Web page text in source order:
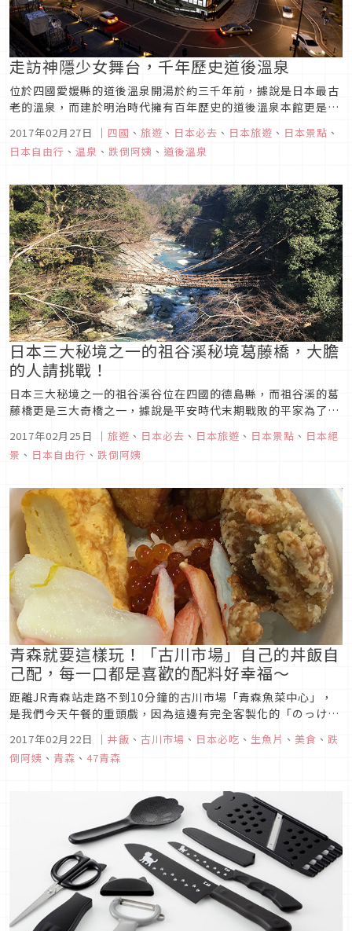
走訪神隱少女舞台，千年歷史道後溫泉
位於四國愛媛縣的道後溫泉開湯於約三千年前，據說是日本最古
老的溫泉，而建於明治時代擁有百年歷史的道後溫泉本館更是道
2017年02月27日 ｜ 四國 、 旅遊 、 日本必去 、 日本旅遊 、 日本景點 、
日本自由行 、 温泉 、 跌倒阿姨 、 道後溫泉
日本三大秘境之一的祖谷溪秘境葛藤橋，大膽
的人請挑戰！
日本三大秘境之一的祖谷溪谷位在四國的德島縣，而祖谷溪的葛
藤橋更是三大奇橋之一，據說是平安時代末期戰敗的平家為了躲
的時候為了渡河需要蓋橋，但因為怕追兵也隨著蓋好的橋過河，
於是選擇了用藤蔓及木枝，當危急的時候可以馬上斷橋求生。
2017年02月25日 ｜ 旅遊 、 日本必去 、 日本旅遊 、 日本景點 、 日本絕
景 、 日本自由行 、 跌倒阿姨
青森就要這樣玩！「古川市場」自己的丼飯自
己配，每一口都是喜歡的配料好幸福～
距離JR青森站走路不到10分鐘的古川市場「青森魚菜中心」，
是我們今天午餐的重頭戲，因為這邊有完全客製化的「のっけ
丼」以往點外面set好的海鮮丼總是有幾樣是自己沒有很想吃的
食材，尤其像不太吃生食的我，每次朋友想吃生魚片時總因為顧
慮我而求其次，但來到古川市場青森魚菜中心完全可以解決這樣
2017年02月22日 ｜ 丼飯 、 古川市場 、 日本必吃 、 生魚片 、 美食 、 跌
倒阿姨 、 青森 、 47青森